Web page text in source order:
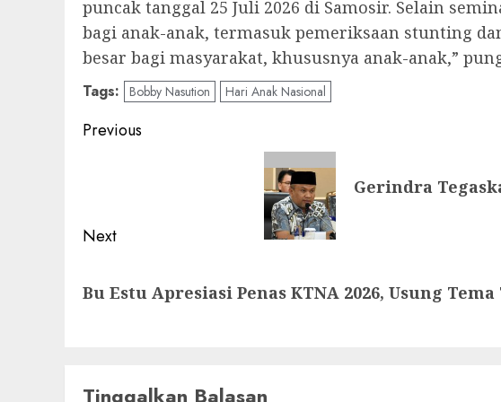
puncak tanggal 25 Juli 2026 di Samosir. Selain
bagi anak-anak, termasuk pemeriksaan stunting
besar bagi masyarakat, khususnya anak-anak,”
Tags: Bobby Nasution Hari Anak Nasional
Post
Previous
Gerindra
Next
post:
Bu Estu Apresiasi Penas KTNA 2026, Usung
Tinggalkan Balasan